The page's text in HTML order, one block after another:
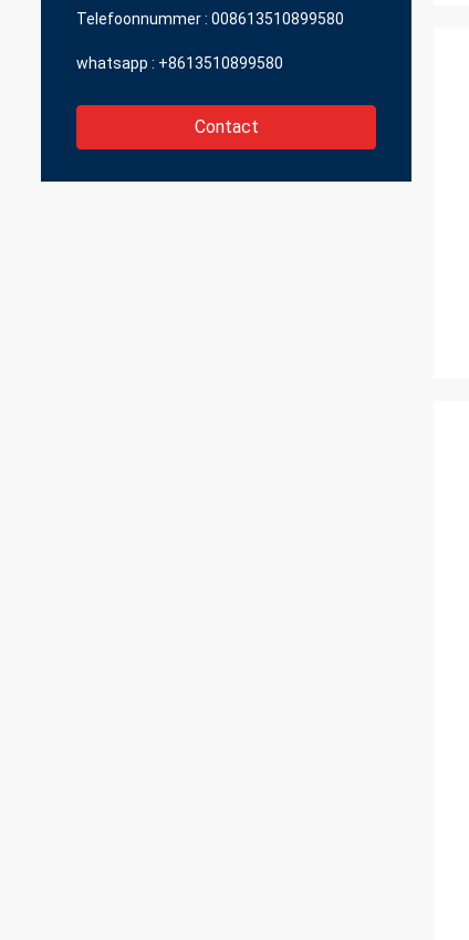
Telefoonnummer : 008613510899580
whatsapp : +8613510899580
Contact